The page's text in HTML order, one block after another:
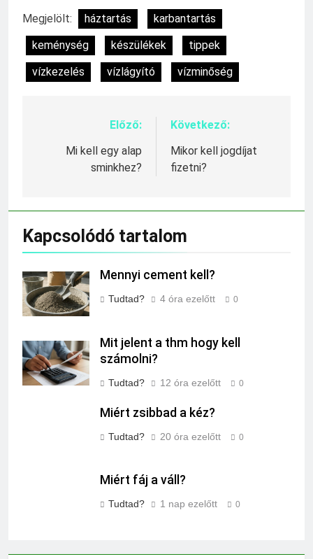
Megjelölt: háztartás
karbantartás
keménység
készülékek
tippek
vízkezelés
vízlágyító vízminőség
Bejegyzés
navigáció
Előző:
Mi kell egy alap
sminkhez?
Következő:
Mikor kell jogdíjat
fizetni?
Kapcsolódó tartalom
Mennyi cement kell?
Tudtad? 4 óra ezelőtt 0
Mit jelent a thm hogy kell
számolni?
Tudtad? 12 óra ezelőtt 0
Miért zsibbad a kéz?
Tudtad? 20 óra ezelőtt 0
Miért fáj a váll?
Tudtad? 1 nap ezelőtt 0